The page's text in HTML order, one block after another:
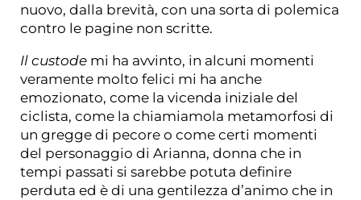
nuovo, dalla brevità, con una sorta di polemica
contro le pagine non scritte.
Il custode mi ha avvinto, in alcuni momenti
veramente molto felici mi ha anche
emozionato, come la vicenda iniziale del
ciclista, come la chiamiamola metamorfosi di
un gregge di pecore o come certi momenti
del personaggio di Arianna, donna che in
tempi passati si sarebbe potuta definire
perduta ed è di una gentilezza d’animo che in